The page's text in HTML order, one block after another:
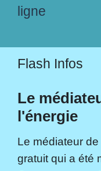
ligne
Flash Infos
Le
l'énergie
Le médiateur
gratuit qui a été